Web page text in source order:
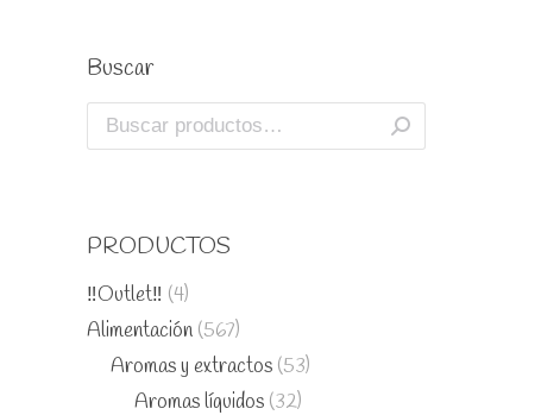
Buscar
PRODUCTOS
‼️Outlet‼️ (4)
Alimentación (567)
Aromas y extractos (53)
Aromas líquidos (32)